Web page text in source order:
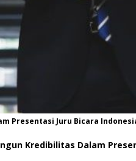
Presentasi Juru Bicara
Kredibilitas Dalam